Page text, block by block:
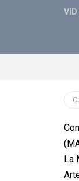
La